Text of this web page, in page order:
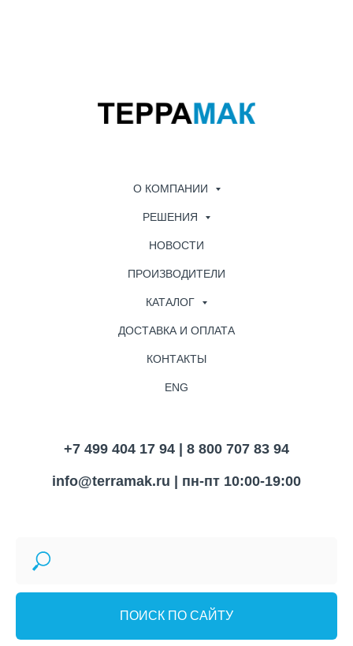
О КОМПАНИИ
РЕШЕНИЯ
НОВОСТИ
ПРОИЗВОДИТЕЛИ
КАТАЛОГ
ДОСТАВКА И ОПЛАТА
КОНТАКТЫ
ENG
+7 499 404 17 94 | 8 800 707 83 94
info@terramak.ru | пн-пт 10:00-19:00
ПОИСК ПО САЙТУ